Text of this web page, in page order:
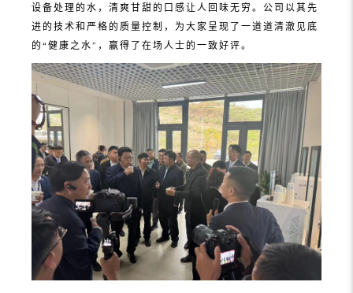
设备处理的水，清爽甘甜的口感让人回味无穷。公司以其先
进的技术和严格的质量控制，为大家呈现了一道道清澈见底
的“健康之水”，赢得了在场人士的一致好评。